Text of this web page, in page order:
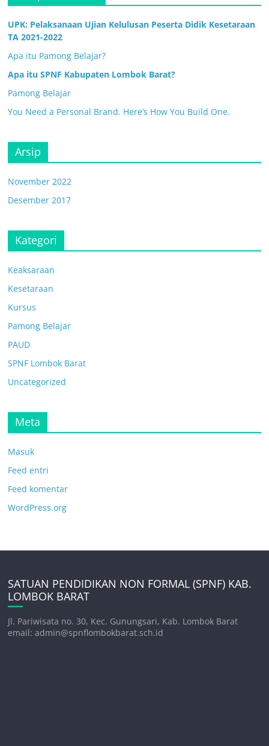
UPK: Pelaksanaan Ujian Kelulusan Peserta Didik Kesetaraan
TA 2021-2022
Apa itu Pamong Belajar?
Apa itu SPNF Kabupaten Lombok Barat?
Pamong Belajar
You Need a Personal Brand. Here’s How You Build One.
Arsip
November 2022
Desember 2017
Kategori
Keaksaraan
Kesetaraan
Kursus
Pamong Belajar
PAUD
SPNF Lombok Barat
Uncategorized
Meta
Masuk
Feed entri
Feed komentar
WordPress.org
SATUAN PENDIDIKAN NON FORMAL (SPNF) KAB.
LOMBOK BARAT
Jl. Pariwisata no. 30, Kec. Gunungsari, Kab. Lombok Barat
email: admin@spnflombokbarat.sch.id